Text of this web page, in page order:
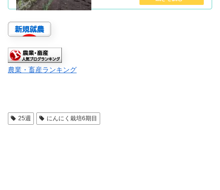
農業・畜産ランキング
25週 にんにく栽培6期目